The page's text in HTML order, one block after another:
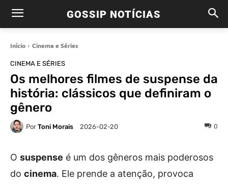
GOSSIP NOTÍCIAS
Início Cinema e Séries
CINEMA E SÉRIES
Os melhores filmes de suspense da
história: clássicos que definiram o
gênero
Por Toni Morais 2026-02-20 0
O suspense é um dos gêneros mais poderosos
do cinema. Ele prende a atenção, provoca